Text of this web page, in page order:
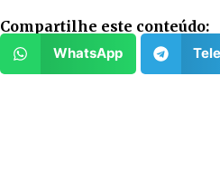
Compartilhe este conteúdo:
WhatsApp